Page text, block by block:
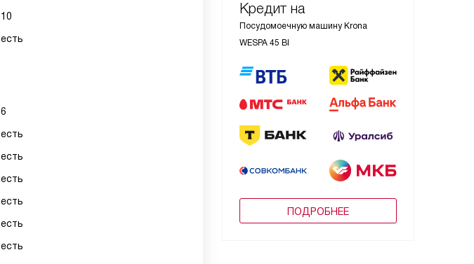
Кредит на
Посудомоечную машину Krona
WESPA 45 BI
ПОДРОБНЕЕ
10
есть
6
есть
есть
есть
есть
есть
есть